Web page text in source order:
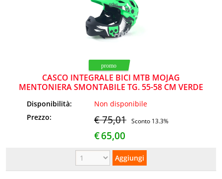
CASCO INTEGRALE BICI MTB MOJAG
MENTONIERA SMONTABILE TG. 55-58 CM VERDE
Disponibilità:
Non disponibile
Prezzo:
€ 75,01 Sconto 13.3%
€65,00